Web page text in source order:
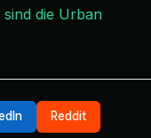
die Urban
Reddit